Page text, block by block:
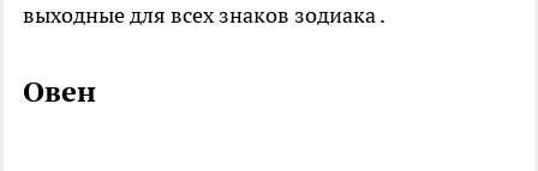
выходные для всех знаков зодиака .
Овен